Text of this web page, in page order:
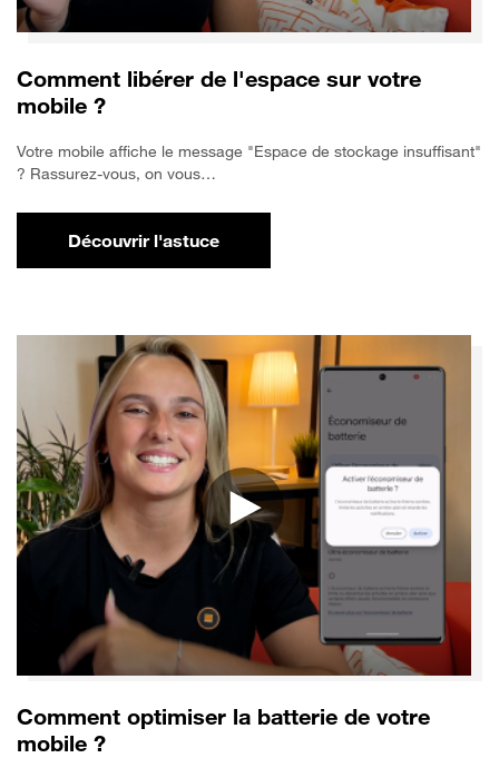
Comment libérer de l'espace sur votre
mobile ?
Votre mobile affiche le message "Espace de stockage insuffisant"
? Rassurez-vous, on vous…
Découvrir l'astucepour Comment libérer de l'espace sur
Comment optimiser la batterie de votre
mobile ?